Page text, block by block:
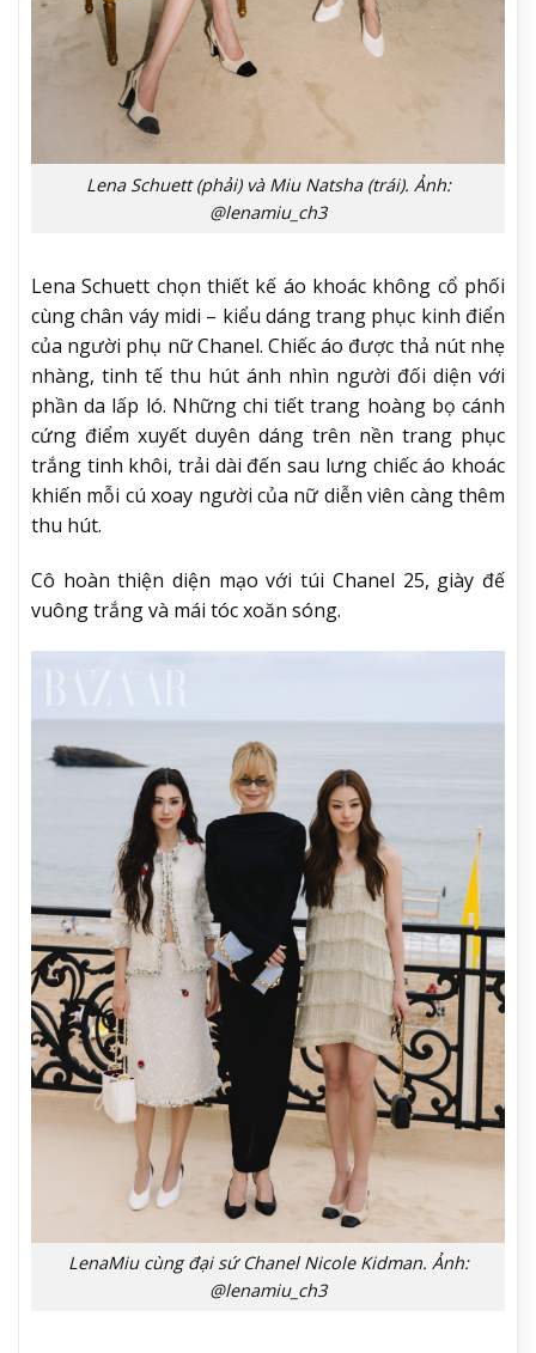
Lena Schuett (phải) và Miu Natsha (trái). Ảnh:
@lenamiu_ch3
Lena Schuett chọn thiết kế áo khoác không cổ phối
cùng chân váy midi – kiểu dáng trang phục kinh điển
của người phụ nữ Chanel. Chiếc áo được thả nút nhẹ
nhàng, tinh tế thu hút ánh nhìn người đối diện với
phần da lấp ló. Những chi tiết trang hoàng bọ cánh
cứng điểm xuyết duyên dáng trên nền trang phục
trắng tinh khôi, trải dài đến sau lưng chiếc áo khoác
khiến mỗi cú xoay người của nữ diễn viên càng thêm
thu hút.
Cô hoàn thiện diện mạo với túi Chanel 25, giày đế
vuông trắng và mái tóc xoăn sóng.
LenaMiu cùng đại sứ Chanel Nicole Kidman. Ảnh:
@lenamiu_ch3